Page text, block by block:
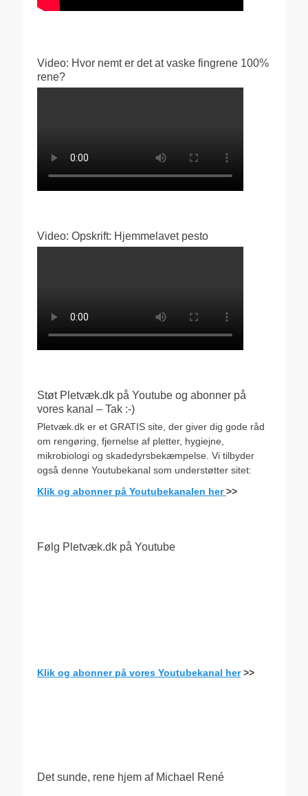
Video: Hvor nemt er det at vaske fingrene 100%
rene?
Video: Opskrift: Hjemmelavet pesto
Støt Pletvæk.dk på Youtube og abonner på
vores kanal – Tak :-)
Pletvæk.dk er et GRATIS site, der giver dig gode råd
om rengøring, fjernelse af pletter, hygiejne,
mikrobiologi og skadedyrsbekæmpelse. Vi tilbyder
også denne Youtubekanal som understøtter sitet:
Klik og abonner på Youtubekanalen her>>
Følg Pletvæk.dk på Youtube
Klik og abonner på vores Youtubekanal her>>
Det sunde, rene hjem af Michael René